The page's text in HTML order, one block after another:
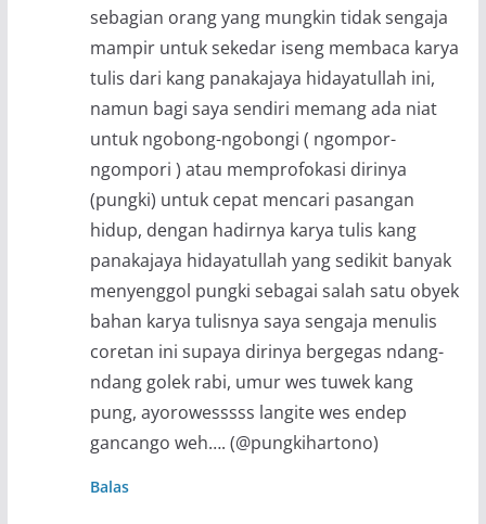
sebagian orang yang mungkin tidak sengaja
mampir untuk sekedar iseng membaca karya
tulis dari kang panakajaya hidayatullah ini,
namun bagi saya sendiri memang ada niat
untuk ngobong-ngobongi ( ngompor-
ngompori ) atau memprofokasi dirinya
(pungki) untuk cepat mencari pasangan
hidup, dengan hadirnya karya tulis kang
panakajaya hidayatullah yang sedikit banyak
menyenggol pungki sebagai salah satu obyek
bahan karya tulisnya saya sengaja menulis
coretan ini supaya dirinya bergegas ndang-
ndang golek rabi, umur wes tuwek kang
pung, ayorowesssss langite wes endep
gancango weh…. (@pungkihartono)
Balas